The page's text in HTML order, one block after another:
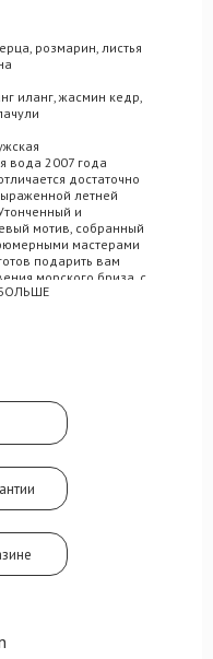
розмарин, листья
иланг, жасмин кедр,
вода 2007 года
достаточно
летней
и
мотив, собранный
мастерами
подарить вам
морского бриза, с
мотивами.
раскрывается
оттенками
и жасмина, с
дополнением.
сандала, кедра